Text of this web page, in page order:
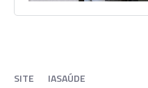
SITE IASAÚDE